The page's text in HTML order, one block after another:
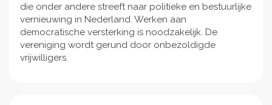
die onder andere streeft naar politieke en bestuurlijke
vernieuwing in Nederland. Werken aan
democratische versterking is noodzakelijk. De
vereniging wordt gerund door onbezoldigde
vrijwilligers.